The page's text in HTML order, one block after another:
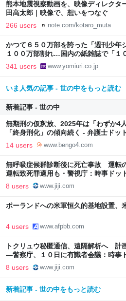
熊本地震視察動画を、映像ディレクタ
田高太郎｜映像で、想いをつなぐ
266 users note.com/kotaro_muta
かつて６５０万部を誇った「週刊少年
１００万部割れ…国内の紙雑誌で「１
341 users www.yomiuri.co.jp
いま人気の記事 - 世の中をもっと読む
新着記事 - 世の中
無期刑の仮釈放、2025年は「わずか4
「終身刑化」の傾向続く - 弁護士ドッ
14 users www.bengo4.com
無呼吸症候群診断後に死亡事故 運転
運転致死罪適用も・警視庁：時事ドッ
8 users www.jiji.com
ポーランドへの米軍恒久的基地設置、
4 users www.afpbb.com
トクリュウ秘匿通信、遠隔解析へ 計
―警察庁、１０日に有識者会議：時事
8 users www.jiji.com
新着記事 - 世の中をもっと読む